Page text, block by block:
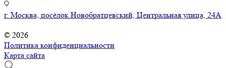
г. Москва, посёлок Новобратцевский, Центральная улица, 24А
© 2026
Политика конфиденциальности
Карта сайта